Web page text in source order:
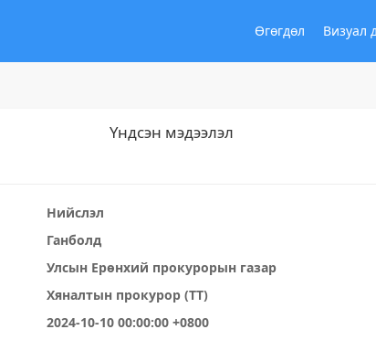
Өгөгдөл Визуал
Үндсэн мэдээлэл
Нийслэл
Ганболд
Улсын Ерөнхий прокурорын газар
Хяналтын прокурор (ТТ)
2024-10-10 00:00:00 +0800